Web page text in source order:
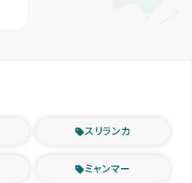
スリランカ
ミャンマー